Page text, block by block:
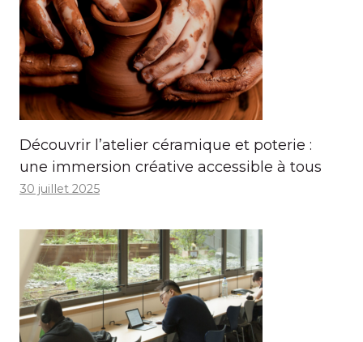
Découvrir l’atelier céramique et poterie :
une immersion créative accessible à tous
30 juillet 2025